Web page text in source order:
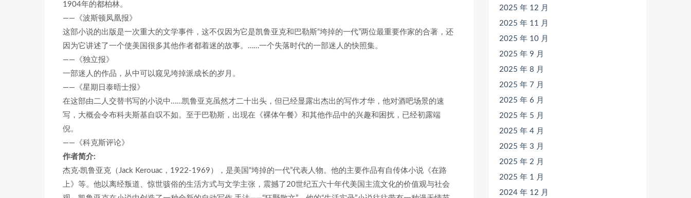
1904年的都柏林。
——《波斯顿凤凰报》
这部小说的出版是一次重大的文学事件，这不仅因为它是凯鲁亚克和巴勒斯“垮掉的一代”两位最重要作家的合著，还
因为它讲述了一个使美国很多其他作者都着迷的故事。……一个失落时代的一部迷人的快照集。
——《独立报》
一部迷人的作品，从中可以窥见垮掉派成长的岁月。
——《星期日泰晤士报》
在这部由二人交替书写的小说中……凯鲁亚克虽然才二十出头，但已经显露出杰出的写作才华，他对酒吧场景的速
写，大概会令布科夫斯基自叹不如。至于巴勒斯，出现在《裸体午餐》和其他作品中的兴趣和困扰，已经初露端
倪。
——《科克斯评论》
作者简介:
杰克·凯鲁亚克（Jack Kerouac，1922-1969），是美国“垮掉的一代”代表人物。他的主要作品有自传体小说《在路
上》等。他以离经叛道、惊世骇俗的生活方式与文学主张，震撼了20世纪五六十年代美国主流文化的价值观与社会
2025 年 12 月
2025 年 11 月
2025 年 10 月
2025 年 9 月
2025 年 8 月
2025 年 7 月
2025 年 6 月
2025 年 5 月
2025 年 4 月
2025 年 3 月
2025 年 2 月
2025 年 1 月
2024 年 12 月